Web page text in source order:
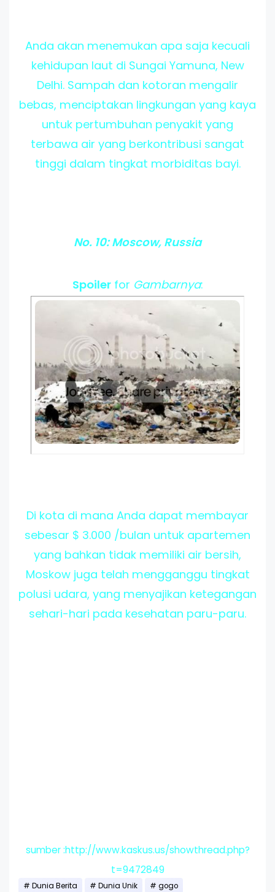
Anda akan menemukan apa saja kecuali
kehidupan laut di Sungai Yamuna, New
Delhi. Sampah dan kotoran mengalir
bebas, menciptakan lingkungan yang kaya
untuk pertumbuhan penyakit yang
terbawa air yang berkontribusi sangat
tinggi dalam tingkat morbiditas bayi.
No. 10: Moscow, Russia
Spoilerfor Gambarnya:
Di kota di mana Anda dapat membayar
sebesar $ 3.000 /bulan untuk apartemen
yang bahkan tidak memiliki air bersih,
Moskow juga telah mengganggu tingkat
polusi udara, yang menyajikan ketegangan
sehari-hari pada kesehatan paru-paru.
sumber :http://www.kaskus.us/showthread.php?
t=9472849
Dunia Berita Dunia Unik gogo